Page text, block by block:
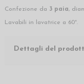
Confezione da 3 paia,
Lavabili in lavatrice a 60°.
Dettagli del